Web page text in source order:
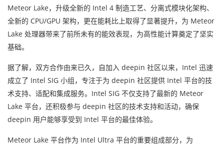
Meteor Lake，升级全新的 Intel 4 制造工艺、分离式模块化架构、
全新的 CPU/GPU 架构，更在能耗比上取得了显著提升，为 Meteor
Lake 处理器带来了前所未有的能效表现，为高性能计算奠定了坚实
基础。
据了解，双方合作由来已久，自加入 deepin 社区以来，Intel 迅速
成立了 Intel SIG 小组，专注于为 deepin 社区提供 Intel 平台的技
术支持、适配和集成服务。Intel SIG 不仅支持了最新的 Meteor
Lake 平台，还积极参与 deepin 社区的技术支持和活动，确保
deepin 用户能够享受到 Intel 平台的最佳体验。
Meteor Lake 平台作为 Intel Ultra 平台的重要组成部分，为